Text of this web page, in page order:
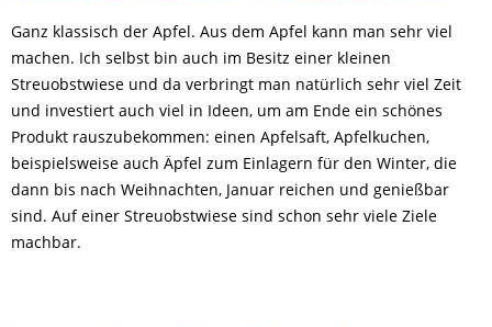
Ganz klassisch der Apfel. Aus dem Apfel kann man sehr viel
machen. Ich selbst bin auch im Besitz einer kleinen
Streuobstwiese und da verbringt man natürlich sehr viel Zeit
und investiert auch viel in Ideen, um am Ende ein schönes
Produkt rauszubekommen: einen Apfelsaft, Apfelkuchen,
beispielsweise auch Äpfel zum Einlagern für den Winter, die
dann bis nach Weihnachten, Januar reichen und genießbar
sind. Auf einer Streuobstwiese sind schon sehr viele Ziele
machbar.